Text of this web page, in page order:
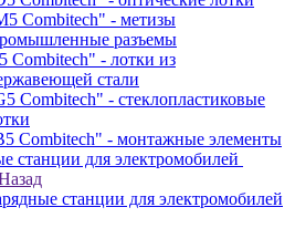
Combitech" - метизы
разъемы
Combitech" - лотки из
стали
Combitech" - стеклопластиковые
Combitech" - монтажные элементы
станции для электромобилей
станции для электромобилей